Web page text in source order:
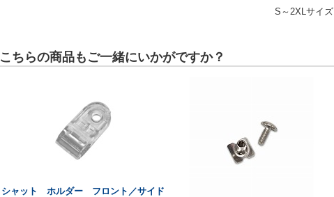
S～2XLサイズ
こちらの商品もご一緒にいかがですか？
シャット ホルダー フロント／サイド